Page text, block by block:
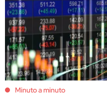
Minuto a minuto